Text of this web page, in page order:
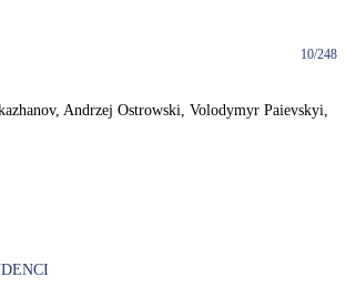
10/248
Andrzej Ostrowski, Volodymyr Paievskyi,